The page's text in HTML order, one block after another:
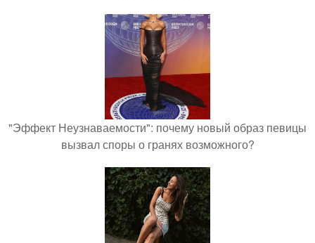
"Эффект Неузнаваемости": почему новый образ певицы
вызвал споры о гранях возможного?